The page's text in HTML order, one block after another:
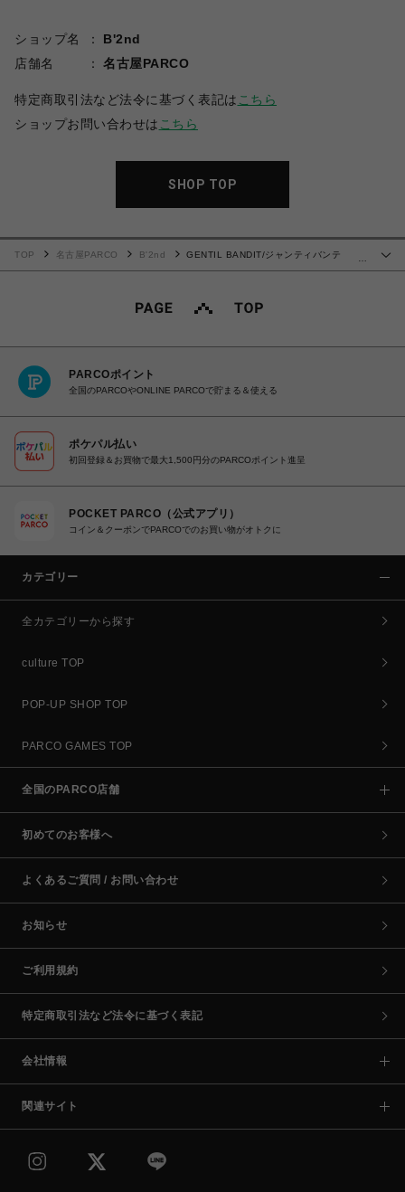
ショップ名
B'2nd
店舗名
名古屋PARCO
特定商取引法など法令に基づく表記は こちら
ショップお問い合わせは こちら
SHOP TOP
…
TOP 名古屋PARCO B'2nd
GENTIL BANDIT/ジャンティバンテ
PARCOポイント
全国のPARCOやONLINE PARCOで貯まる＆使える
ポケパル払い
初回登録＆お買物で最大1,500円分のPARCOポイント進呈
POCKET PARCO（公式アプリ）
コイン＆クーポンでPARCOでのお買い物がオトクに
カテゴリー
全カテゴリーから探す
culture TOP
POP-UP SHOP TOP
PARCO GAMES TOP
全国のPARCO店舗
初めてのお客様へ
よくあるご質問 / お問い合わせ
お知らせ
ご利用規約
特定商取引法など法令に基づく表記
会社情報
関連サイト